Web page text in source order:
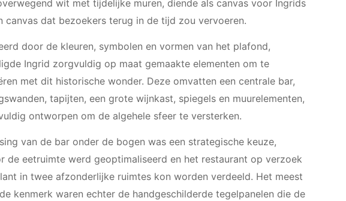
wit met tijdelijke muren, diende als canvas voor Ingrids
canvas dat bezoekers terug in de tijd zou vervoeren.
door de kleuren, symbolen en vormen van het plafond,
Ingrid zorgvuldig op maat gemaakte elementen om te
met dit historische wonder. Deze omvatten een centrale bar,
tapijten, een grote wijnkast, spiegels en muurelementen,
ontworpen om de algehele sfeer te versterken.
van de bar onder de bogen was een strategische keuze,
de eetruimte werd geoptimaliseerd en het restaurant op verzoek
in twee afzonderlijke ruimtes kon worden verdeeld. Het meest
kenmerk waren echter de handgeschilderde tegelpanelen die de